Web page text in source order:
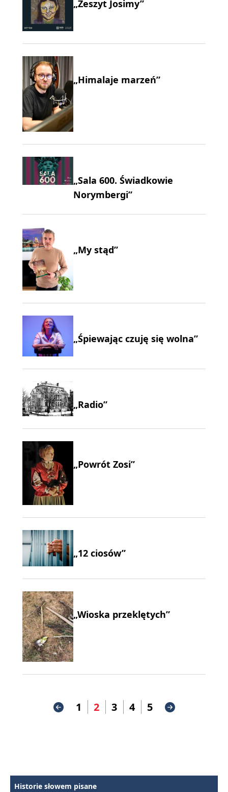
„Zeszyt Josimy”
„Himalaje marzeń”
„Sala 600. Świadkowie
Norymbergi”
„My stąd”
„Śpiewając czuję się wolna”
„Radio”
„Powrót Zosi”
„12 ciosów”
„Wioska przeklętych”
1 2 3 4 5
Historie słowem pisane